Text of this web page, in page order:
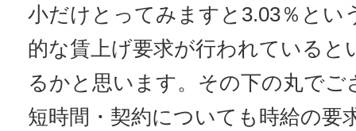
小だけとってみますと3.03％とい
的な賃上げ要求が行われていると
るかと思います。その下の丸でご
短時間・契約についても時給の要